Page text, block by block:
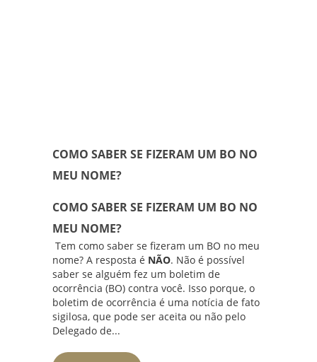
COMO SABER SE FIZERAM UM BO NO
MEU NOME?
COMO SABER SE FIZERAM UM BO NO
MEU NOME?
Tem como saber se fizeram um BO no meu
nome? A resposta é NÃO. Não é possível
saber se alguém fez um boletim de
ocorrência (BO) contra você. Isso porque, o
boletim de ocorrência é uma notícia de fato
sigilosa, que pode ser aceita ou não pelo
Delegado de...